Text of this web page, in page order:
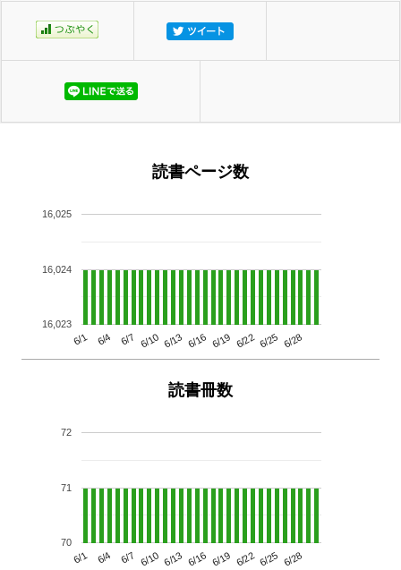
読書ページ数
6/1 6/4 6/7 6/10 6/13 6/16 6/19 6/22 6/25 6/28
16,023
16,024
16,025
読書冊数
6/1 6/4 6/7 6/10 6/13 6/16 6/19 6/22 6/25 6/28
70
71
72